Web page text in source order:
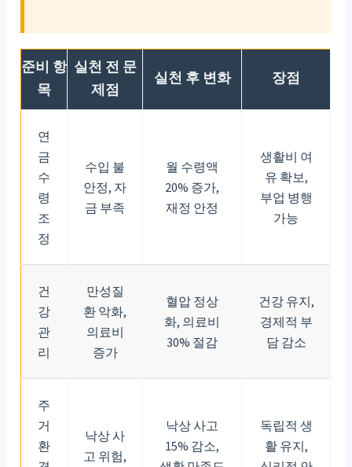
준비 항
목
실천 전 문
제점
실천 후 변화 장점
연
금
수
령
조
정
수입 불
안정, 자
금 부족
월 수령액
20% 증가,
재정 안정
생활비 여
유 확보,
부업 병행
가능
건
강
관
리
만성질
환 악화,
의료비
증가
혈압 정상
화, 의료비
30% 절감
건강 유지,
경제적 부
담 감소
주
거
환
낙상 사
고 위험,
낙상 사고
15% 감소,
독립적 생
활 유지,